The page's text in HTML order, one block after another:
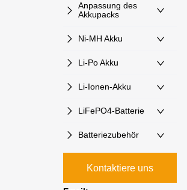
Anpassung des
Akkupacks
Ni-MH Akku
Li-Po Akku
Li-Ionen-Akku
LiFePO4-Batterie
Batteriezubehör
Kontaktiere uns